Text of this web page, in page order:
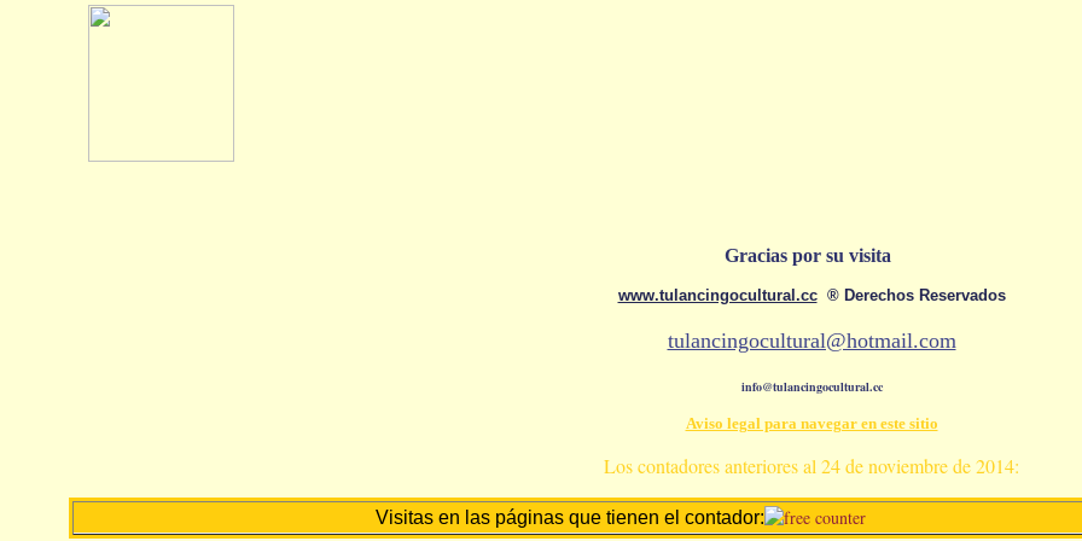
Gracias por su visita
www.tulancingocultural.cc® Derechos Reservados
tulancingocultural@hotmail.com
info@tulancingocultural.cc
Aviso legal para navegar en este sitio
Los contadores anteriores al 24 de noviembre de 2014:
Visitas en las páginas que tienen el contador: